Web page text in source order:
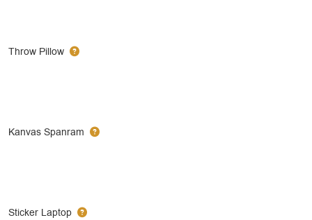
Throw Pillow
Kanvas Spanram
Sticker Laptop